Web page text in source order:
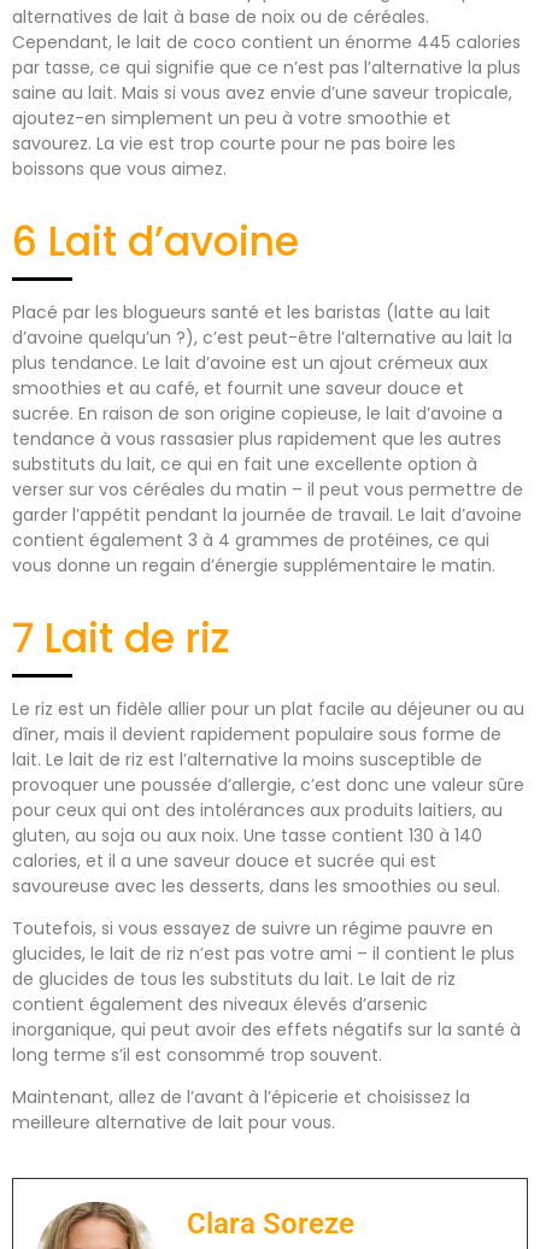
alternatives de lait à base de noix ou de céréales.
Cependant, le lait de coco contient un énorme 445 calories
par tasse, ce qui signifie que ce n’est pas l’alternative la plus
saine au lait. Mais si vous avez envie d’une saveur tropicale,
ajoutez-en simplement un peu à votre smoothie et
savourez. La vie est trop courte pour ne pas boire les
boissons que vous aimez.
6 Lait d’avoine
Placé par les blogueurs santé et les baristas (latte au lait
d’avoine quelqu’un ?), c’est peut-être l’alternative au lait la
plus tendance. Le lait d’avoine est un ajout crémeux aux
smoothies et au café, et fournit une saveur douce et
sucrée. En raison de son origine copieuse, le lait d’avoine a
tendance à vous rassasier plus rapidement que les autres
substituts du lait, ce qui en fait une excellente option à
verser sur vos céréales du matin – il peut vous permettre de
garder l’appétit pendant la journée de travail. Le lait d’avoine
contient également 3 à 4 grammes de protéines, ce qui
vous donne un regain d’énergie supplémentaire le matin.
7 Lait de riz
Le riz est un fidèle allier pour un plat facile au déjeuner ou au
dîner, mais il devient rapidement populaire sous forme de
lait. Le lait de riz est l’alternative la moins susceptible de
provoquer une poussée d’allergie, c’est donc une valeur sûre
pour ceux qui ont des intolérances aux produits laitiers, au
gluten, au soja ou aux noix. Une tasse contient 130 à 140
calories, et il a une saveur douce et sucrée qui est
savoureuse avec les desserts, dans les smoothies ou seul.
Toutefois, si vous essayez de suivre un régime pauvre en
glucides, le lait de riz n’est pas votre ami – il contient le plus
de glucides de tous les substituts du lait. Le lait de riz
contient également des niveaux élevés d’arsenic
inorganique, qui peut avoir des effets négatifs sur la santé à
long terme s’il est consommé trop souvent.
Maintenant, allez de l’avant à l’épicerie et choisissez la
meilleure alternative de lait pour vous.
Clara Soreze